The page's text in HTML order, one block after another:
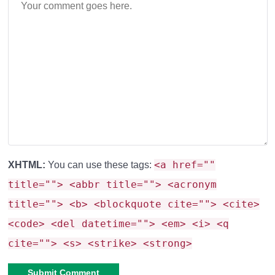
XHTML: You can use these tags: <a href=""
title=""> <abbr title=""> <acronym
title=""> <b> <blockquote cite=""> <cite>
<code> <del datetime=""> <em> <i> <q
cite=""> <s> <strike> <strong>